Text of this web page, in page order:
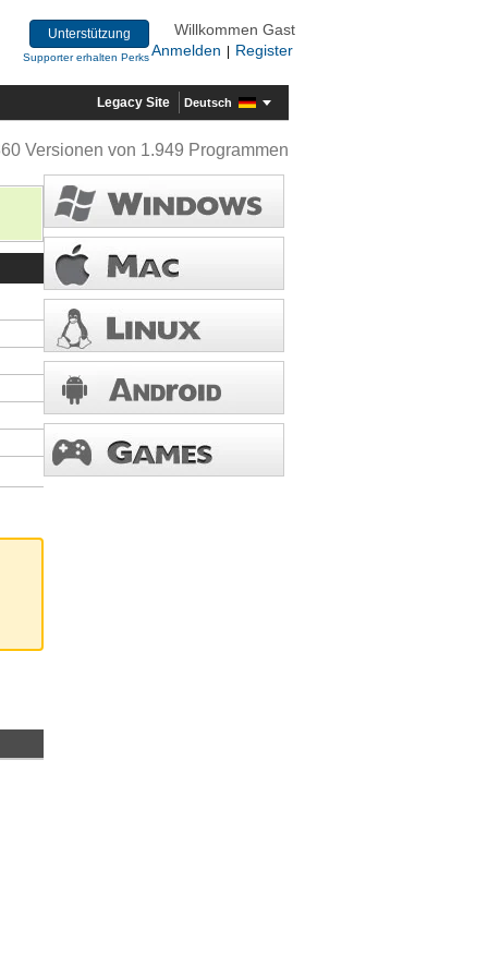
Unterstützung
Supporter erhalten Perks
Willkommen Gast
Anmelden
Register
Legacy Site Deutsch
Versionen von 1.949 Programmen